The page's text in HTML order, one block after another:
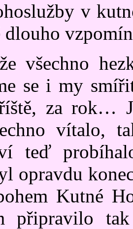
v
dlouho
všechno
se i my
za rok…
vítalo,
teď
opravdu
Kutné
připravilo